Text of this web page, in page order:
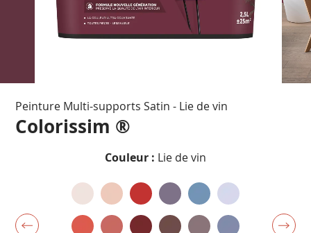
début
Peinture Multi-supports Satin - Lie de vin
Colorissim ®
Couleur : Lie de vin